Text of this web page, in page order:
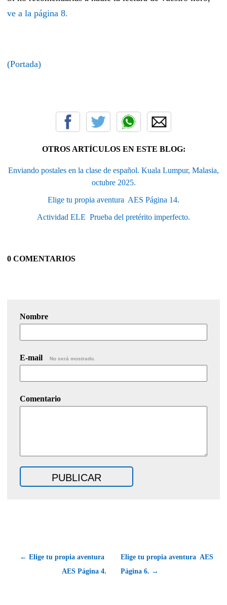
ve a la página 8.
(Portada)
OTROS ARTÍCULOS EN ESTE BLOG:
Enviando postales en la clase de español. Kuala Lumpur, Malasia,
octubre 2025.
Elige tu propia aventura  AES Página 14.
Actividad ELE  Prueba del pretérito imperfecto.
0 COMENTARIOS
Nombre
E-mail No será mostrado.
Comentario
← Elige tu propia aventura 
AES Página 4.
Elige tu propia aventura  AES
Página 6. →